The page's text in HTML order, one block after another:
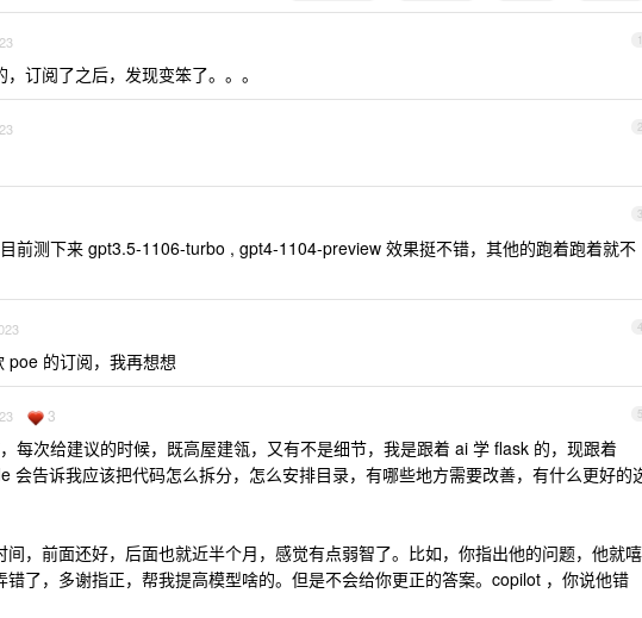
1
订阅了之后，发现变笨了。。。
2
3
前测下来 gpt3.5-1106-turbo , gpt4-1104-preview 效果挺不错，其他的跑着跑着就不
4
poe 的订阅，我再想想
5
3
每次给建议的时候，既高屋建瓴，又有不是细节，我是跟着 ai 学 flask 的，现跟着
会告诉我应该把代码怎么拆分，怎么安排目录，有哪些地方需要改善，有什么更好的
间，前面还好，后面也就近半个月，感觉有点弱智了。比如，你指出他的问题，他就嘻
错了，多谢指正，帮我提高模型啥的。但是不会给你更正的答案。copilot ，你说他错